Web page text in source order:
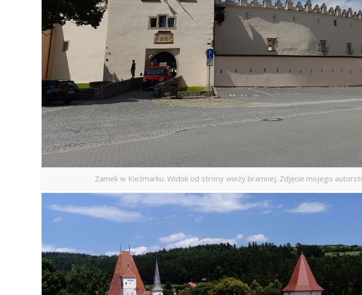
Zamek w Kieżmarku. Widok od strony wieży bramnej. Zdjęcie mojego